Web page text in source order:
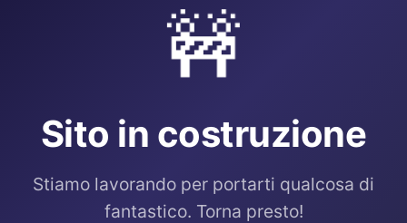
🚧
Sito in costruzione
Stiamo lavorando per portarti qualcosa di
fantastico. Torna presto!